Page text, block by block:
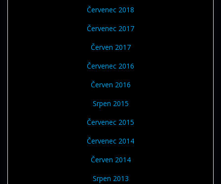
Červenec 2018
Červenec 2017
Červen 2017
Červenec 2016
Červen 2016
Srpen 2015
Červenec 2015
Červenec 2014
Červen 2014
Srpen 2013